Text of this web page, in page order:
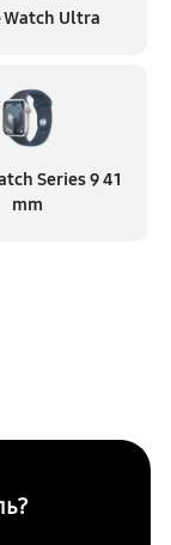
Watch Ultra
Series 9 41
mm